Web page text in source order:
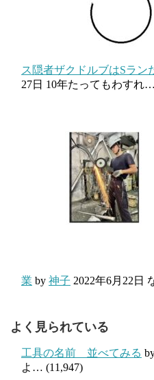
ス隠者ザクドルブはSラン
27日 10年たってもわすれ…
業 by 神子 2022年6月22日
よく見られている
工具の名前 並べてみる
よ… (11,947)